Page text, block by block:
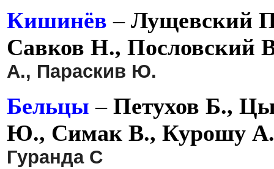
Кишинёв– Лущевский
Савков Н., Пословский
А., Параскив Ю.
Бельцы– Петухов Б.,
Ю., Симак В., Курошу
Гуранда С